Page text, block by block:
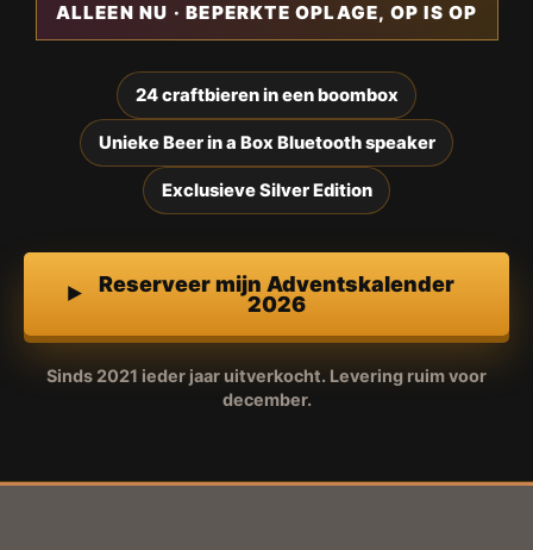
ALLEEN NU · BEPERKTE OPLAGE, OP IS OP
24 craftbieren in een boombox
Unieke Beer in a Box Bluetooth speaker
Exclusieve Silver Edition
Reserveer mijn Adventskalender
2026
Sinds 2021 ieder jaar uitverkocht. Levering ruim voor
december.